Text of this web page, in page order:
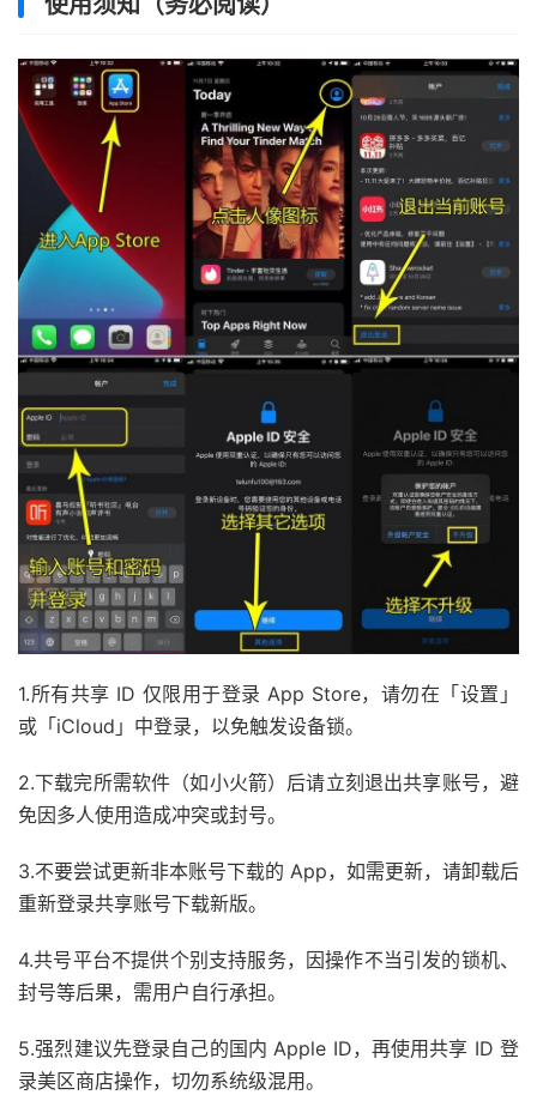
1.所有共享 ID 仅限用于登录 App Store，请勿在「设置」
或「iCloud」中登录，以免触发设备锁。
2.下载完所需软件（如小火箭）后请立刻退出共享账号，避
免因多人使用造成冲突或封号。
3.不要尝试更新非本账号下载的 App，如需更新，请卸载后
重新登录共享账号下载新版。
4.共号平台不提供个别支持服务，因操作不当引发的锁机、
封号等后果，需用户自行承担。
5.强烈建议先登录自己的国内 Apple ID，再使用共享 ID 登
录美区商店操作，切勿系统级混用。